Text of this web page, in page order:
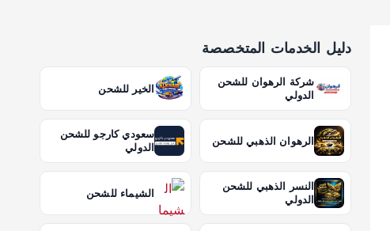
دليل الخدمات المتخصصة
شركة الرهوان للشحن
الدولي
الخير للشحن
الرهوان الذهبي للشحن
سعودي كارجو للشحن
الدولي
النسر الذهبي للشحن
الدولي
الشيماء للشحن